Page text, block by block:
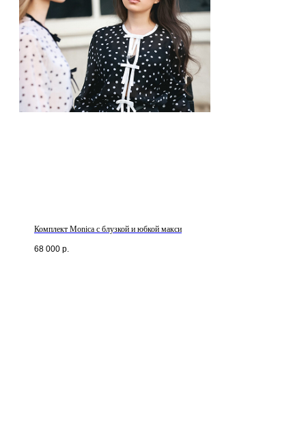
Комплект Monica с блузкой и юбкой макси
68 000 р.